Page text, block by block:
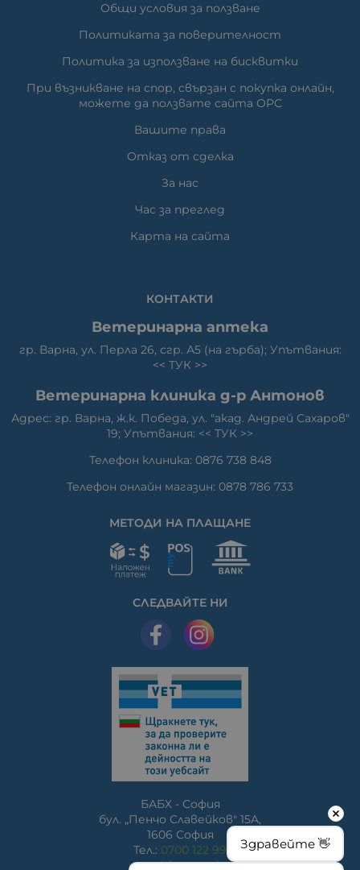
Общи условия за ползване
Политиката за поверителност
Политика за използване на бисквитки
При възникване на спор, свързан с покупка онлайн,
можете да ползвате сайта ОРС
Вашите права
Отказ от сделка
За нас
Час за преглед
Карта на сайта
КОНТАКТИ
Ветеринарна аптека
гр. Варна, ул. Перла 26, сгр. А5 (на гърба); Упътвания:
<< ТУК >>
Ветеринарна клиника д-р Антонов
Адрес: гр. Варна, ж.к. Победа, ул. "акад. Андрей Сахаров"
19; Упътвания: << ТУК >>
Телефон клиника: 0876 738 848
Телефон онлайн магазин: 0878 786 733
МЕТОДИ НА ПЛАЩАНЕ
СЛЕДВАЙТЕ НИ
БАБХ - София
бул. „Пенчо Славейков" 15A,
1606 София
Тел.: 0700 122 99
www.bfsa.egov.bg
Здравейте 👋